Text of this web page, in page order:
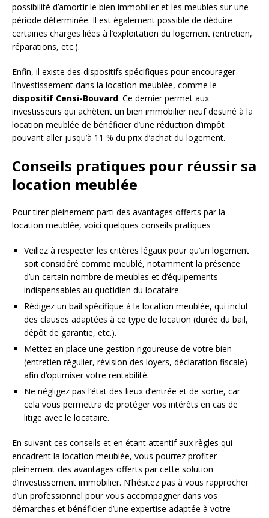
possibilité d’amortir le bien immobilier et les meubles sur une
période déterminée. Il est également possible de déduire
certaines charges liées à l’exploitation du logement (entretien,
réparations, etc.).
Enfin, il existe des dispositifs spécifiques pour encourager
l’investissement dans la location meublée, comme le
dispositif Censi-Bouvard. Ce dernier permet aux
investisseurs qui achètent un bien immobilier neuf destiné à la
location meublée de bénéficier d’une réduction d’impôt
pouvant aller jusqu’à 11 % du prix d’achat du logement.
Conseils pratiques pour réussir sa
location meublée
Pour tirer pleinement parti des avantages offerts par la
location meublée, voici quelques conseils pratiques :
Veillez à respecter les critères légaux pour qu’un logement
soit considéré comme meublé, notamment la présence
d’un certain nombre de meubles et d’équipements
indispensables au quotidien du locataire.
Rédigez un bail spécifique à la location meublée, qui inclut
des clauses adaptées à ce type de location (durée du bail,
dépôt de garantie, etc.).
Mettez en place une gestion rigoureuse de votre bien
(entretien régulier, révision des loyers, déclaration fiscale)
afin d’optimiser votre rentabilité.
Ne négligez pas l’état des lieux d’entrée et de sortie, car
cela vous permettra de protéger vos intérêts en cas de
litige avec le locataire.
En suivant ces conseils et en étant attentif aux règles qui
encadrent la location meublée, vous pourrez profiter
pleinement des avantages offerts par cette solution
d’investissement immobilier. N’hésitez pas à vous rapprocher
d’un professionnel pour vous accompagner dans vos
démarches et bénéficier d’une expertise adaptée à votre